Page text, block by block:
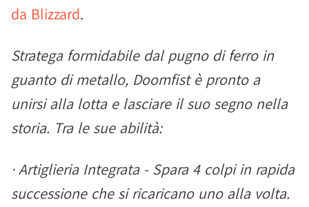
da Blizzard.
Stratega formidabile dal pugno di ferro in
guanto di metallo, Doomfist è pronto a
unirsi alla lotta e lasciare il suo segno nella
storia. Tra le sue abilità:
· Artiglieria Integrata - Spara 4 colpi in rapida
successione che si ricaricano uno alla volta.